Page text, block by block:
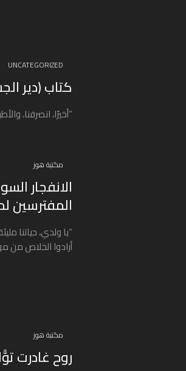
UNCATEGORIZED
كتاب (دير
“أخيرًا، انصرفنا،
مكتبة هوز
الانفجار
المفترسين
“يا ولدي، حياتنا
أرادوا الخلاص من
مكتبة هوز
روح غادرت